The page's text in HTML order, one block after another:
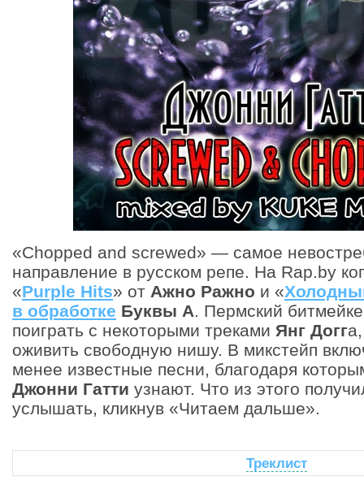
«Chopped and screwed» — самое
направление в русском репе. На Rap.by
«Purple Hits» от Ажно Ражно и «
в обработке Буквы А. Пермский
поиграть с некоторыми треками Янг Догг
оживить свободную нишу. В микстейп
менее известные песни, благодаря
Джонни Гатти узнают. Что из этого
услышать, кликнув «Читаем дальше».
Треклист